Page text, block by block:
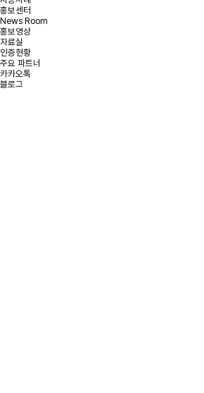
홍보센터
News Room
홍보영상
자료실
인증현황
주요 파트너
카카오톡
블로그